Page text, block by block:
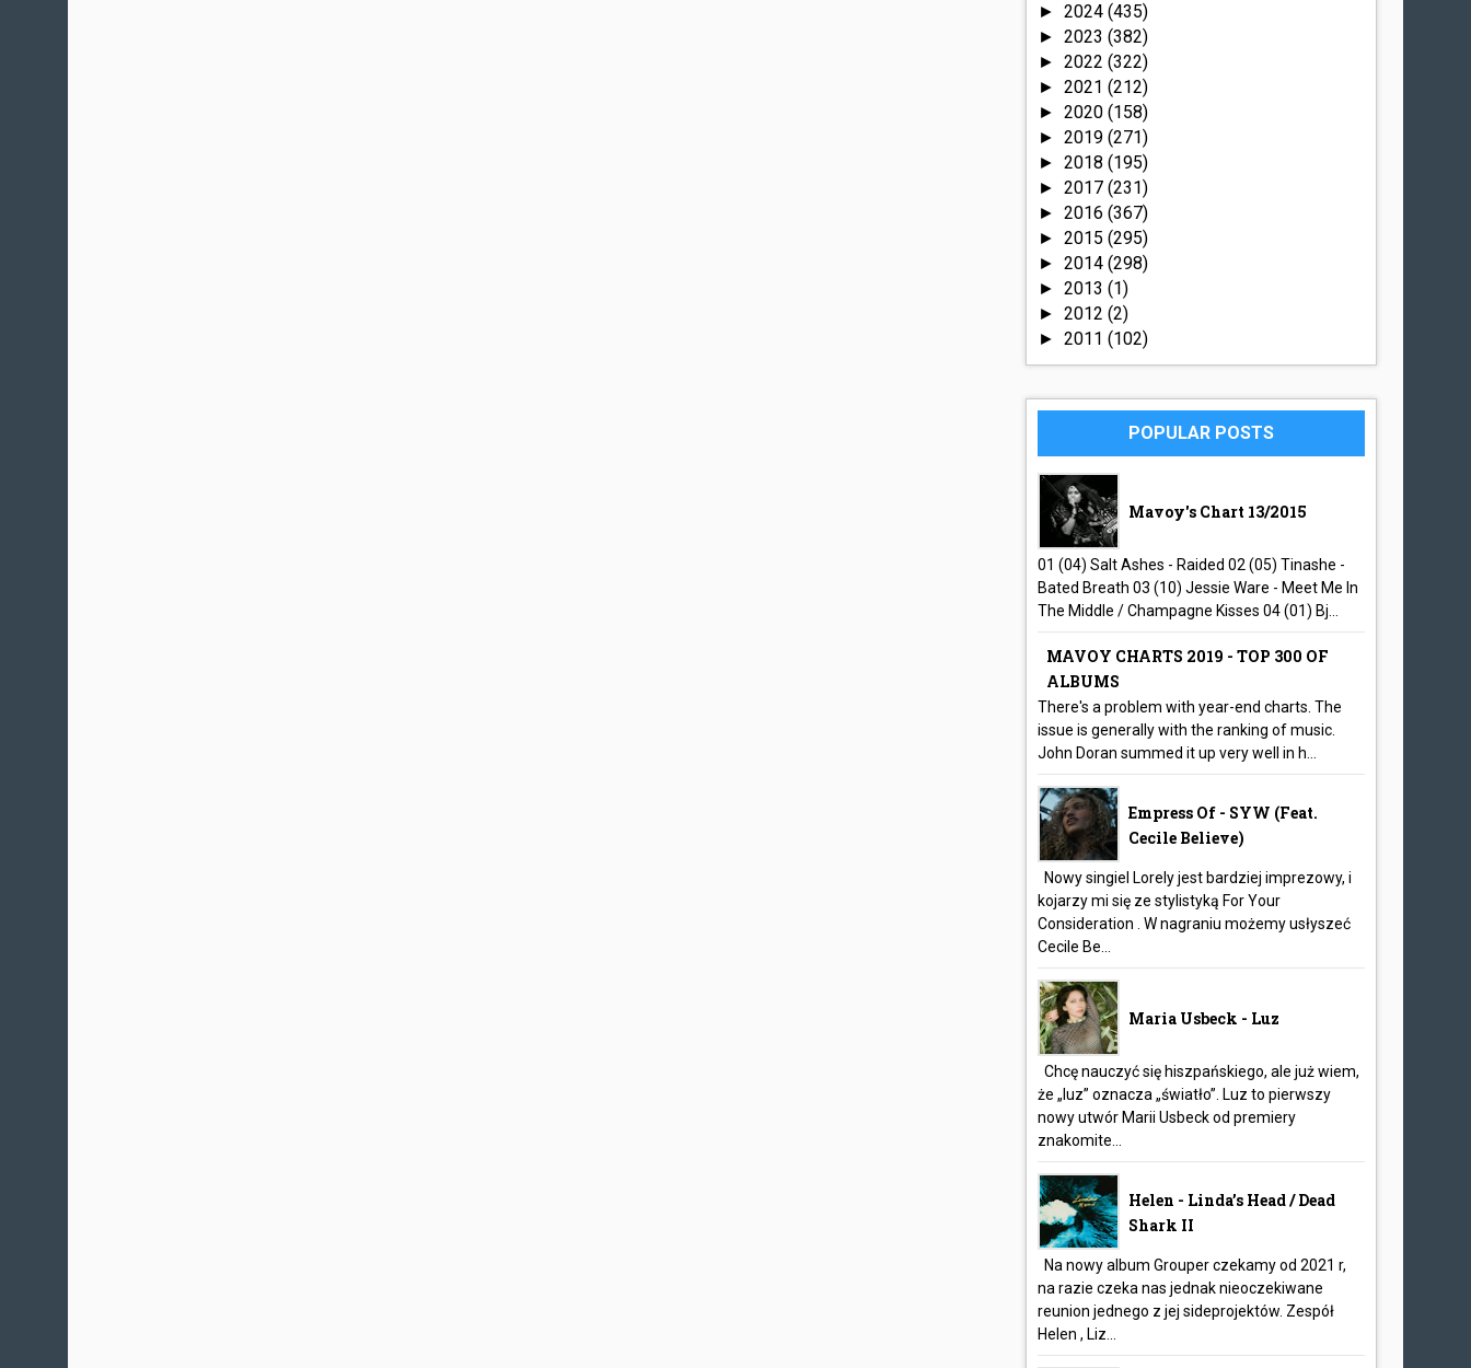
►2024(435)
►2023(382)
►2022(322)
►2021(212)
►2020(158)
►2019(271)
►2018(195)
►2017(231)
►2016(367)
►2015(295)
►2014(298)
►2013(1)
►2012(2)
►2011(102)
POPULAR POSTS
Mavoy's Chart 13/2015
01 (04) Salt Ashes - Raided 02 (05) Tinashe -
Bated Breath 03 (10) Jessie Ware - Meet Me In
The Middle / Champagne Kisses 04 (01) Bj...
MAVOY CHARTS 2019 - TOP 300 OF
ALBUMS
There's a problem with year-end charts. The
issue is generally with the ranking of music.
John Doran summed it up very well in h...
Empress Of - SYW (feat.
Cecile Believe)
Nowy singiel Lorely jest bardziej imprezowy, i
kojarzy mi się ze stylistyką For Your
Consideration . W nagraniu możemy usłyszeć
Cecile Be...
Maria Usbeck - Luz
Chcę nauczyć się hiszpańskiego, ale już wiem,
że „luz” oznacza „światło”. Luz to pierwszy
nowy utwór Marii Usbeck od premiery
znakomite...
Helen - Linda’s Head / Dead
Shark II
Na nowy album Grouper czekamy od 2021 r,
na razie czeka nas jednak nieoczekiwane
reunion jednego z jej sideprojektów. Zespół
Helen , Liz...